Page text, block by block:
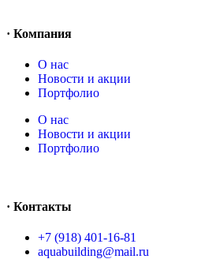
· Компания
O нас
Новости и акции
Портфолио
O нас
Новости и акции
Портфолио
· Контакты
+7 (918) 401-16-81
aquabuilding@mail.ru